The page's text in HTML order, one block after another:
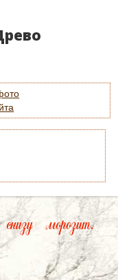
морозит.